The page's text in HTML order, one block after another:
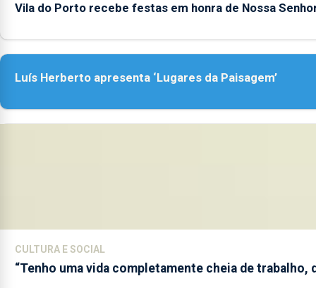
Vila do Porto recebe festas em honra de Nossa
Luís Herberto apresenta ‘Lugares da Paisagem’
CULTURA E SOCIAL
“Tenho uma vida completamente cheia de trabalho,